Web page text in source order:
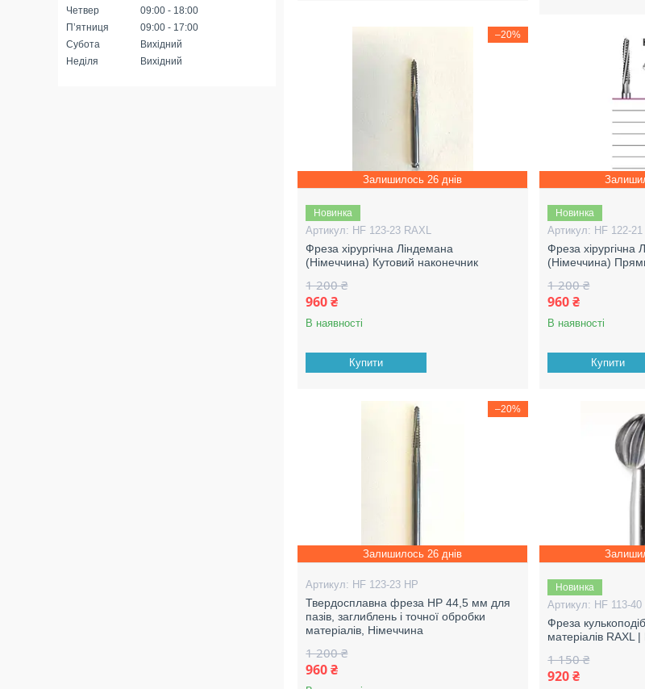
–20%
Залишилось 26 днів
Новинка
HF 123-23 RAXL
Фреза хірургічна Ліндемана
(Німеччина) Кутовий наконечник
1 200 ₴
960 ₴
В наявності
Купити
Новинка
HF 122-21
Фреза хірургічна
(Німеччина)
1 200 ₴
960 ₴
В наявності
Купити
–20%
Залишилось 26 днів
HF 123-23 HP
Твердосплавна фреза HP 44,5 мм для
пазів, заглиблень і точної обробки
матеріалів, Німеччина
1 200 ₴
960 ₴
Новинка
HF 113-
Фреза
матеріалів RAXL
1 150 ₴
920 ₴
Четвер
09:00
18:00
Пʼятниця
09:00
17:00
Субота
Вихідний
Неділя
Вихідний